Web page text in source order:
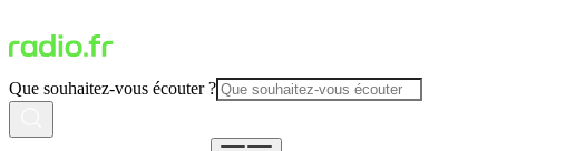
Que souhaitez-vous écouter ?